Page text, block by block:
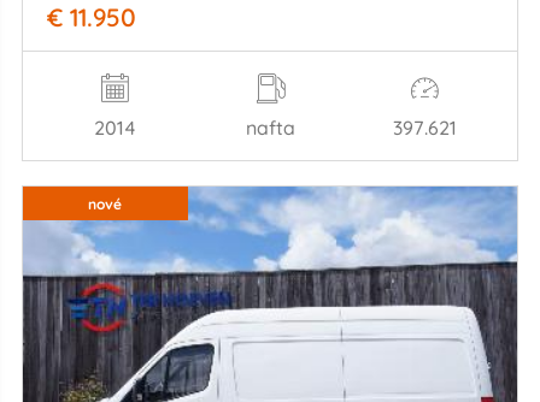
€ 11.950
2014 nafta 397.621
nové